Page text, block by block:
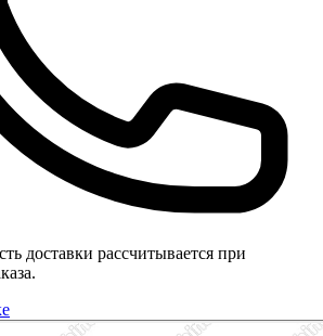
доставки рассчитывается при